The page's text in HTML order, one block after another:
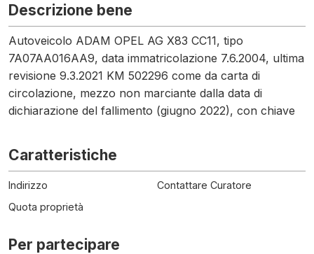
Descrizione bene
Autoveicolo ADAM OPEL AG X83 CC11, tipo
7A07AA016AA9, data immatricolazione 7.6.2004, ultima
revisione 9.3.2021 KM 502296 come da carta di
circolazione, mezzo non marciante dalla data di
dichiarazione del fallimento (giugno 2022), con chiave
Caratteristiche
Indirizzo
Contattare Curatore
Quota proprietà
Per partecipare